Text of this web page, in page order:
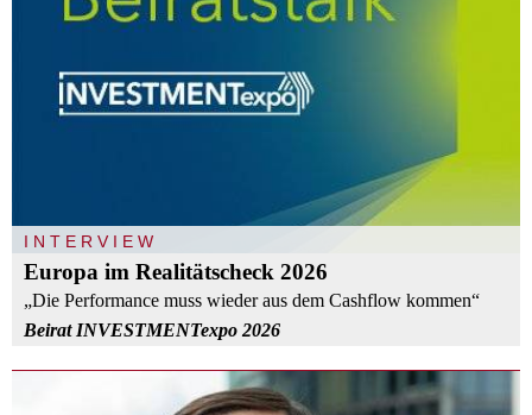
INTERVIEW
Europa im Realitätscheck 2026
„Die Performance muss wieder aus dem Cashflow kommen“
Beirat INVESTMENTexpo 2026